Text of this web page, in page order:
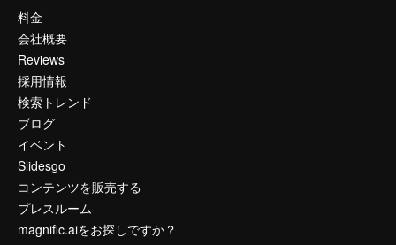
料金
会社概要
Reviews
採用情報
検索トレンド
ブログ
イベント
Slidesgo
コンテンツを販売する
プレスルーム
magnific.aiをお探しですか？